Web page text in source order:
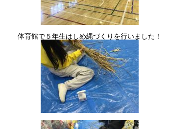
体育館で５年生はしめ縄づくりを行いました！